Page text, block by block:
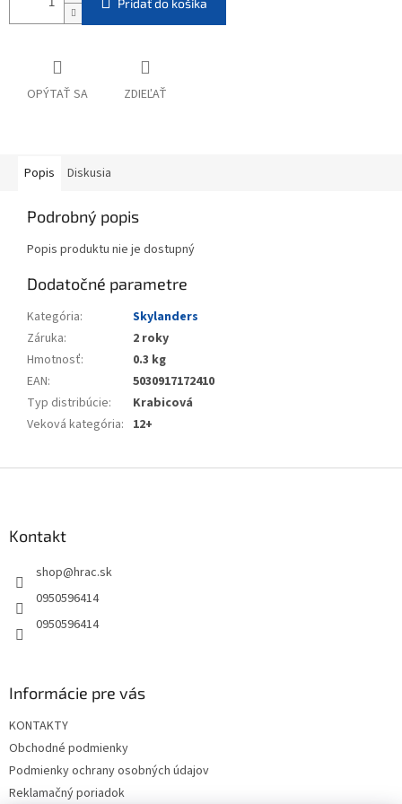
Pridať do košíka
OPÝTAŤ SA ZDIEĽAŤ
Popis Diskusia
Podrobný popis
Popis produktu nie je dostupný
Dodatočné parametre
Kategória:
Skylanders
Záruka:
2 roky
Hmotnosť:
0.3 kg
EAN:
5030917172410
Typ distribúcie:
Krabicová
Veková kategória: 12+
Kontakt
shop@hrac.sk
0950596414
0950596414
Informácie pre vás
KONTAKTY
Obchodné podmienky
Podmienky ochrany osobných údajov
Reklamačný poriadok